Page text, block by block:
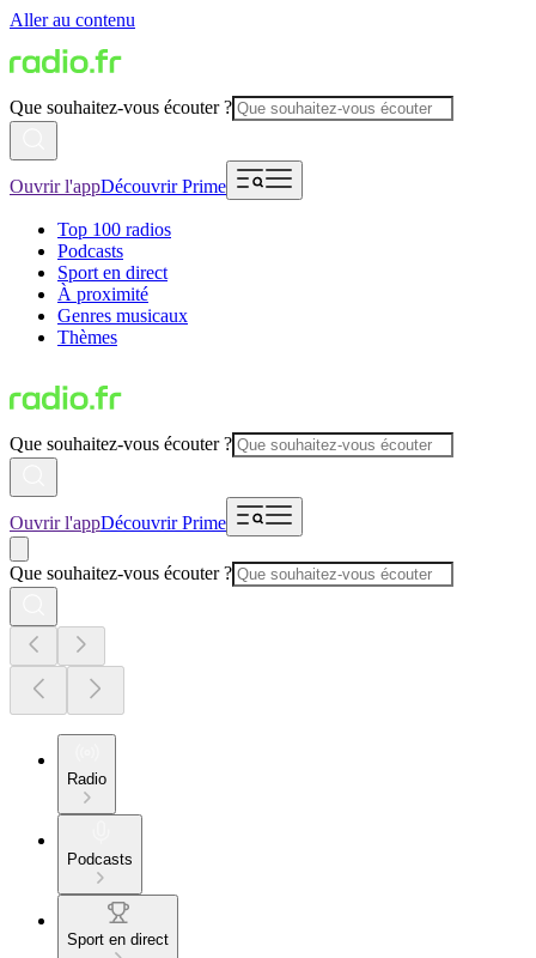
Aller au contenu
Que souhaitez-vous écouter ?
Ouvrir l'appDécouvrir Prime
Top 100 radios
Podcasts
Sport en direct
À proximité
Genres musicaux
Thèmes
Que souhaitez-vous écouter ?
Ouvrir l'appDécouvrir Prime
Que souhaitez-vous écouter ?
Radio
Podcasts
Sport en direct